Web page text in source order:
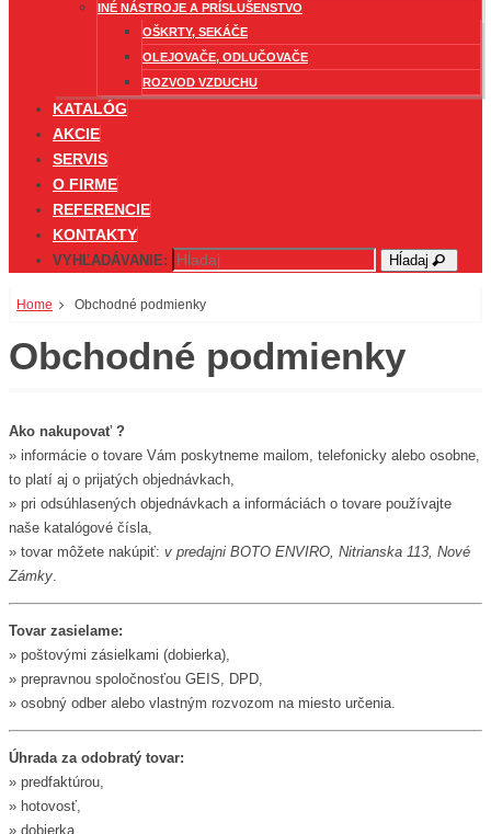
INÉ NÁSTROJE A PRÍSLUŠENSTVO
OŠKRTY, SEKÁČE
OLEJOVAČE, ODLUČOVAČE
ROZVOD VZDUCHU
KATALÓG
AKCIE
SERVIS
O FIRME
REFERENCIE
KONTAKTY
VYHĽADÁVANIE: Hĺadaj
Home Obchodné podmienky
Obchodné podmienky
Ako nakupovať ?
» informácie o tovare Vám poskytneme mailom, telefonicky alebo osobne,
to platí aj o prijatých objednávkach,
» pri odsúhlasených objednávkach a informáciách o tovare používajte
naše katalógové čísla,
» tovar môžete nakúpiť: v predajni BOTO ENVIRO, Nitrianska 113, Nové
Zámky.
Tovar zasielame:
» poštovými zásielkami (dobierka),
» prepravnou spoločnosťou GEIS, DPD,
» osobný odber alebo vlastným rozvozom na miesto určenia.
Úhrada za odobratý tovar:
» predfaktúrou,
» hotovosť,
» dobierka,